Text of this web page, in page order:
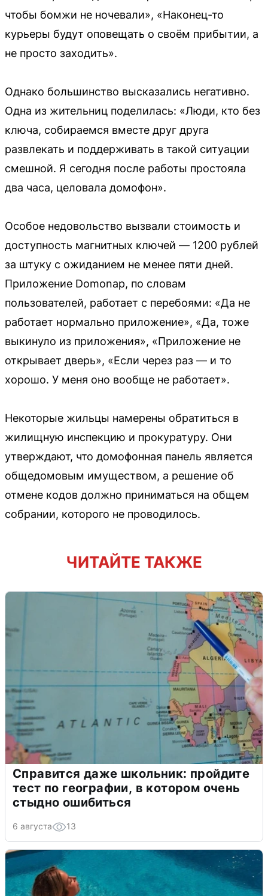
чтобы бомжи не ночевали», «Наконец-то
курьеры будут оповещать о своём прибытии, а
не просто заходить».
Однако большинство высказались негативно.
Одна из жительниц поделилась: «Люди, кто без
ключа, собираемся вместе друг друга
развлекать и поддерживать в такой ситуации
смешной. Я сегодня после работы простояла
два часа, целовала домофон».
Особое недовольство вызвали стоимость и
доступность магнитных ключей — 1200 рублей
за штуку с ожиданием не менее пяти дней.
Приложение Domonap, по словам
пользователей, работает с перебоями: «Да не
работает нормально приложение», «Да, тоже
выкинуло из приложения», «Приложение не
открывает дверь», «Если через раз — и то
хорошо. У меня оно вообще не работает».
Некоторые жильцы намерены обратиться в
жилищную инспекцию и прокуратуру. Они
утверждают, что домофонная панель является
общедомовым имуществом, а решение об
отмене кодов должно приниматься на общем
собрании, которого не проводилось.
ЧИТАЙТЕ ТАКЖЕ
Справится даже школьник: пройдите
тест по географии, в котором очень
стыдно ошибиться
6 августа 13